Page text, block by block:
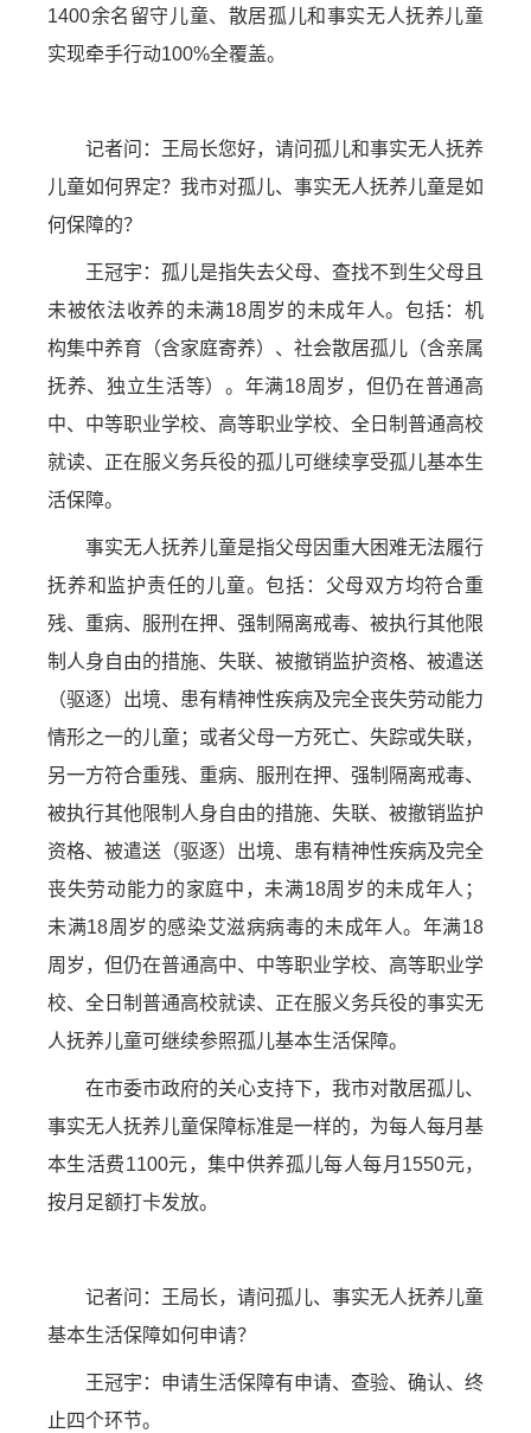
1400余名留守儿童、散居孤儿和事实无人抚养儿童
实现牵手行动100%全覆盖。
记者问：王局长您好，请问孤儿和事实无人抚养
儿童如何界定？我市对孤儿、事实无人抚养儿童是如
何保障的？
王冠宇：孤儿是指失去父母、查找不到生父母且
未被依法收养的未满18周岁的未成年人。包括：机
构集中养育（含家庭寄养）、社会散居孤儿（含亲属
抚养、独立生活等）。年满18周岁，但仍在普通高
中、中等职业学校、高等职业学校、全日制普通高校
就读、正在服义务兵役的孤儿可继续享受孤儿基本生
活保障。
事实无人抚养儿童是指父母因重大困难无法履行
抚养和监护责任的儿童。包括：父母双方均符合重
残、重病、服刑在押、强制隔离戒毒、被执行其他限
制人身自由的措施、失联、被撤销监护资格、被遣送
（驱逐）出境、患有精神性疾病及完全丧失劳动能力
情形之一的儿童；或者父母一方死亡、失踪或失联，
另一方符合重残、重病、服刑在押、强制隔离戒毒、
被执行其他限制人身自由的措施、失联、被撤销监护
资格、被遣送（驱逐）出境、患有精神性疾病及完全
丧失劳动能力的家庭中，未满18周岁的未成年人；
未满18周岁的感染艾滋病病毒的未成年人。年满18
周岁，但仍在普通高中、中等职业学校、高等职业学
校、全日制普通高校就读、正在服义务兵役的事实无
人抚养儿童可继续参照孤儿基本生活保障。
在市委市政府的关心支持下，我市对散居孤儿、
事实无人抚养儿童保障标准是一样的，为每人每月基
本生活费1100元，集中供养孤儿每人每月1550元，
按月足额打卡发放。
记者问：王局长，请问孤儿、事实无人抚养儿童
基本生活保障如何申请？
王冠宇：申请生活保障有申请、查验、确认、终
止四个环节。